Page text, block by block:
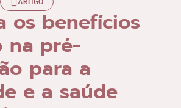
os benefícios
na pré-
para a
e a saúde